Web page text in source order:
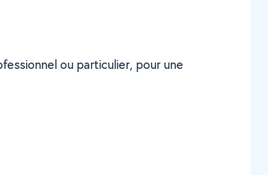
ou particulier, pour une